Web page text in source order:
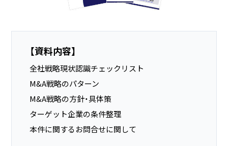
【資料内容】
全社戦略現状認識チェックリスト
M&A戦略のパターン
M&A戦略の方針・具体策
ターゲット企業の条件整理
本件に関するお問合せに関して